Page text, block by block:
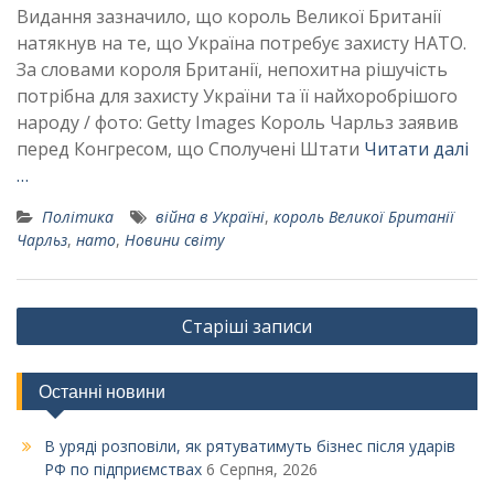
Видання зазначило, що король Великої Британії
натякнув на те, що Україна потребує захисту НАТО.
За словами короля Британії, непохитна рішучість
потрібна для захисту України та її найхоробрішого
народу / фото: Getty Images Король Чарльз заявив
перед Конгресом, що Сполучені Штати Читати далі
…
Політика війна в Україні, король Великої Британії
Чарльз, нато, Новини світу
Навігація
за
записами
Старіші записи
Останні новини
В уряді розповіли, як рятуватимуть бізнес після ударів
РФ по підприємствах 6 Серпня, 2026